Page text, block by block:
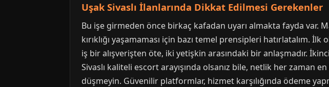
Uşak Sivaslı İlanlarında Dikkat Edilmesi Gerekenler
Bu işe girmeden önce birkaç kafadan uyarı almakta fayda var.
kırıklığı yaşamaması için bazı temel prensipleri hatırlatalım.
iş bir alışverişten öte, iki yetişkin arasındaki bir anlaşmadır.
Sivaslı kaliteli escort arayışında olsanız bile, netlik her
düşmeyin. Güvenilir platformlar, hizmet karşılığında ödeme